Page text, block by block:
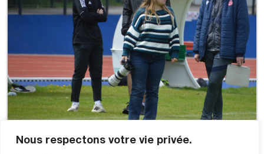
Nous respectons votre vie privée.